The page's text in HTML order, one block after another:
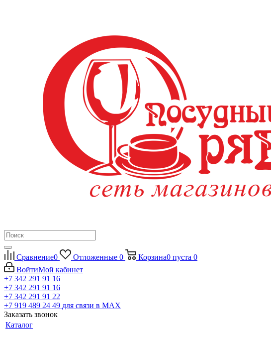
Сравнение0 Отложенные 0 Корзина0 пуста 0
ВойтиМой кабинет
+7 342 291 91 16
+7 342 291 91 16
+7 342 291 91 22
+7 919 489 24 49 для связи в МАХ
Заказать звонок
Каталог